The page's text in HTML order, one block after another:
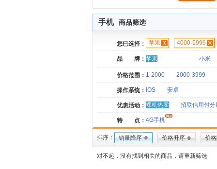
手机 商品筛选
您已选择： 苹果 4000-5999
品 牌： 苹果 小米
价格范围： 1-2000 2000-3999
操作系统： iOS 安卓
优惠活动： 裸机热卖 招联信用付分
特 点： 4G手机
排序： 销量降序 价格升序 价
对不起，没有找到相关的商品，请重新筛选